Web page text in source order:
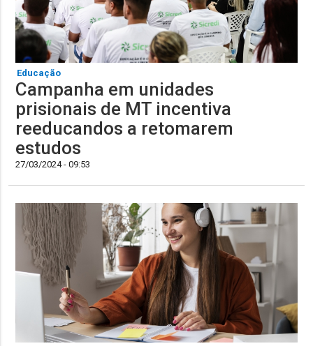
Educação
Campanha em unidades
prisionais de MT incentiva
reeducandos a retomarem
estudos
27/03/2024 - 09:53